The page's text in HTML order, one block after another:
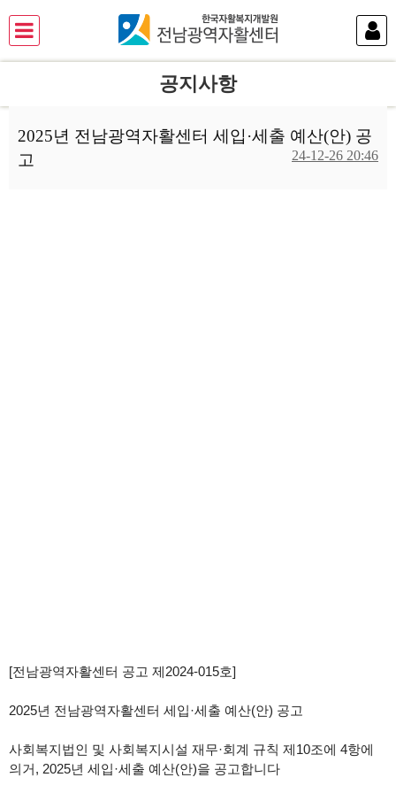
공지사항
2025년 전남광역자활센터 세입·세출 예산(안) 공
고
24-12-26 20:46
[전남광역자활센터 공고 제2024-015호]
2025년 전남광역자활센터 세입·세출 예산(안) 공고
사회복지법인 및 사회복지시설 재무·회계 규칙 제10조에 4항에
의거, 2025년 세입·세출 예산(안)을 공고합니다